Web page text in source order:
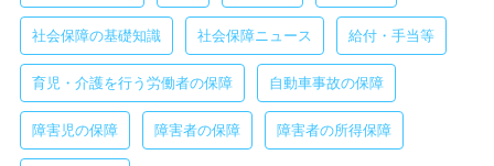
社会保障の基礎知識 社会保障ニュース 給付・手当等
育児・介護を行う労働者の保障 自動車事故の保障
障害児の保障 障害者の保障 障害者の所得保障